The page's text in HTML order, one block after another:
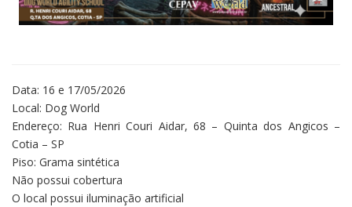
Data: 16 e 17/05/2026
Local: Dog World
Endereço: Rua Henri Couri Aidar, 68 – Quinta dos Angicos –
Cotia – SP
Piso: Grama sintética
Não possui cobertura
O local possui iluminação artificial